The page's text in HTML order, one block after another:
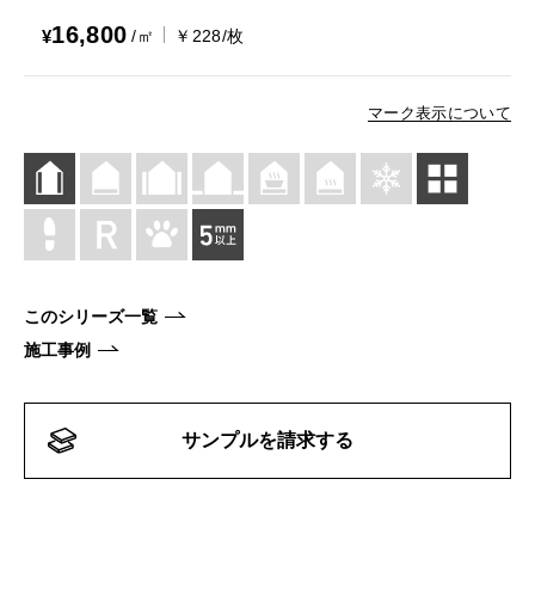
¥16,800 /㎡ ￥228/枚
マーク表示について
このシリーズ一覧
施工事例
サンプルを請求する